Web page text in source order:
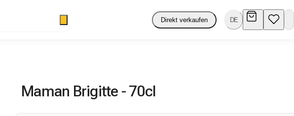
Direkt verkaufen DE
Maman Brigitte - 70cl